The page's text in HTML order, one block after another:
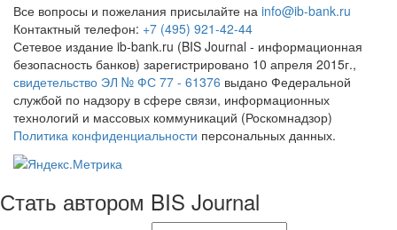
Все вопросы и пожелания присылайте на info@ib-bank.ru
Контактный телефон: +7 (495) 921-42-44
Сетевое издание ib-bank.ru (BIS Journal - информационная
безопасность банков) зарегистрировано 10 апреля 2015г.,
свидетельство ЭЛ № ФС 77 - 61376 выдано Федеральной
службой по надзору в сфере связи, информационных
технологий и массовых коммуникаций (Роскомнадзор)
Политика конфиденциальности персональных данных.
Стать автором BIS Journal